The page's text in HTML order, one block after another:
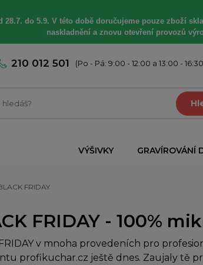
28.7. do 5.9. V této době doručujeme pouze zboží
naskladnění a znovu otevření provozů
210 012 501 (Po - Pá: 9:00 - 12:00 a 13:00 -
VÝŠIVKY GRAVÍROVÁNÍ
FRIDAY
FRIDAY - 100%
FRIDAY v mnoha provedeních pro
profikuchar.cz ještě dnes. Zaujaly tě